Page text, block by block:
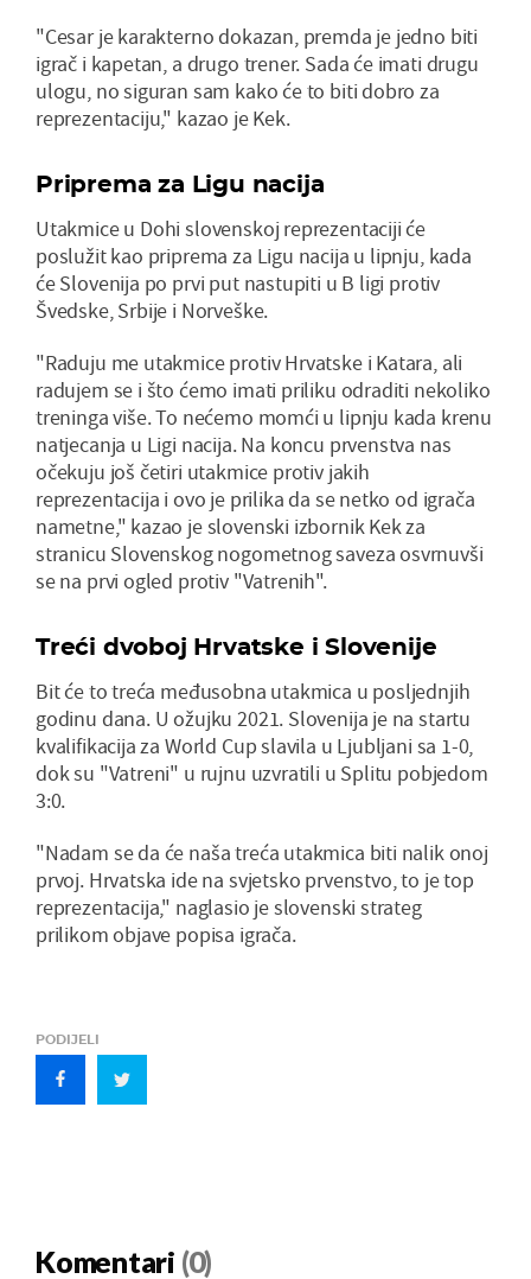
"Cesar je karakterno dokazan, premda je jedno biti
igrač i kapetan, a drugo trener. Sada će imati drugu
ulogu, no siguran sam kako će to biti dobro za
reprezentaciju," kazao je Kek.
Priprema za Ligu nacija
Utakmice u Dohi slovenskoj reprezentaciji će
poslužit kao priprema za Ligu nacija u lipnju, kada
će Slovenija po prvi put nastupiti u B ligi protiv
Švedske, Srbije i Norveške.
"Raduju me utakmice protiv Hrvatske i Katara, ali
radujem se i što ćemo imati priliku odraditi nekoliko
treninga više. To nećemo momći u lipnju kada krenu
natjecanja u Ligi nacija. Na koncu prvenstva nas
očekuju još četiri utakmice protiv jakih
reprezentacija i ovo je prilika da se netko od igrača
nametne," kazao je slovenski izbornik Kek za
stranicu Slovenskog nogometnog saveza osvrnuvši
se na prvi ogled protiv "Vatrenih".
Treći dvoboj Hrvatske i Slovenije
Bit će to treća međusobna utakmica u posljednjih
godinu dana. U ožujku 2021. Slovenija je na startu
kvalifikacija za World Cup slavila u Ljubljani sa 1-0,
dok su "Vatreni" u rujnu uzvratili u Splitu pobjedom
3:0.
"Nadam se da će naša treća utakmica biti nalik onoj
prvoj. Hrvatska ide na svjetsko prvenstvo, to je top
reprezentacija," naglasio je slovenski strateg
prilikom objave popisa igrača.
PODIJELI
Komentari (0)